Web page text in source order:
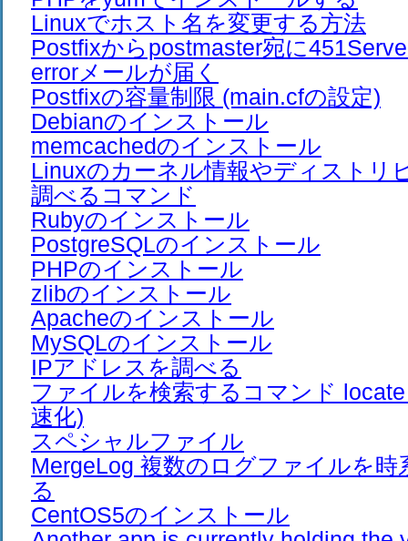
Linuxでホスト名を変更する方法
Postfixからpostmaster宛に
errorメールが届く
Postfixの容量制限 (main.cfの設定)
Debianのインストール
memcachedのインストール
Linuxのカーネル情報やディストリ
調べるコマンド
Rubyのインストール
PostgreSQLのインストール
PHPのインストール
zlibのインストール
Apacheのインストール
MySQLのインストール
IPアドレスを調べる
ファイルを検索するコマンド
速化)
スペシャルファイル
MergeLog 複数のログファイルを時
る
CentOS5のインストール